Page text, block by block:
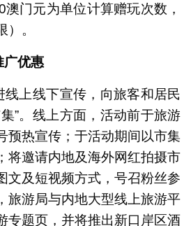
门元为单位计算赠玩次数，
）。
广优惠
线上线下宣传，向旅客和居民
”。线上方面，活动前于旅游
预热宣传；于活动期间以市集
将邀请内地及海外网红拍摄市
文及短视频方式，号召粉丝参
旅游局与内地大型线上旅游平
专题页，并将推出新口岸区酒